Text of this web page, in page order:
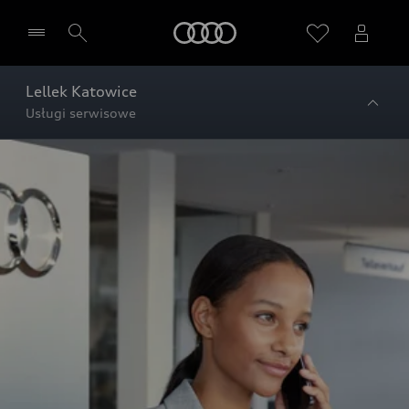
Lellek Katowice
Usługi serwisowe